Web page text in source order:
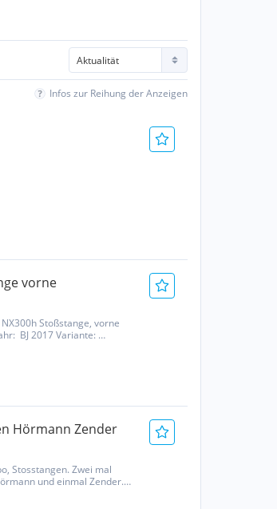
Infos zur Reihung der Anzeigen
vorne
Stoßstange, vorne
BJ 2017 Variante:
Hörmann Zender
Stosstangen. Zwei mal
und einmal Zender.